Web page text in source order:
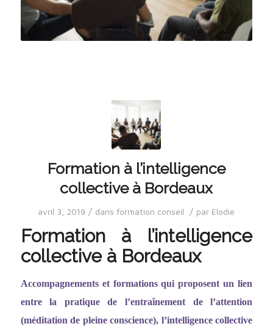
Formation à l’intelligence
collective à Bordeaux
avril 3, 2019 / dans formation conseil / par Elodie
Formation à l’intelligence
collective à Bordeaux
Accompagnements et formations qui proposent un lien
entre la pratique de l’entraînement de l’attention
(méditation de pleine conscience), l’intelligence collective